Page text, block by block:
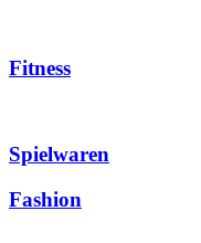
Fitness
Spielwaren
Fashion